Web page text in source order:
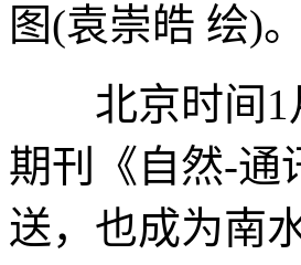
图(袁崇皓 绘)
北京时间1月
期刊《自然-通
送，也成为南